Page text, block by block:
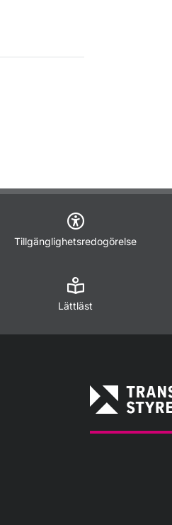
Tillgänglighetsredogörelse
Lättläst